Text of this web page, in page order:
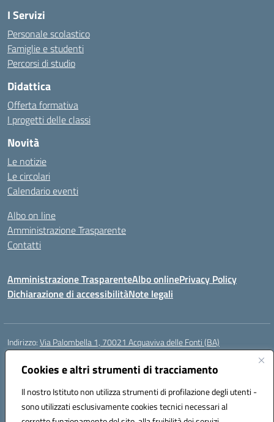
Cookies e altri strumenti di tracciamento
Il nostro Istituto non utilizza strumenti di profilazione degli utenti -
sono utilizzati esclusivamente cookies tecnici necessari al
I Servizi
Personale scolastico
Famiglie e studenti
Percorsi di studio
Didattica
Offerta formativa
I progetti delle classi
Novità
Le notizie
Le circolari
Calendario eventi
Albo on line
Amministrazione Trasparente
Contatti
Amministrazione TrasparenteAlbo onlinePrivacy Policy
Dichiarazione di accessibilitàNote legali
Indirizzo:Via Palombella 1, 70021 Acquaviva delle Fonti (BA)
Centralino:
Posta elettronica certificata (PEC):baic89400e@pec.istruzione.it
Codice fiscale: 91121590722
Codice meccanografico:baic89400e
Codice Indice delle Pubbliche Amministrazioni (IPA): icddagio